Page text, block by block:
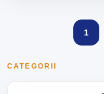
CATEGORII
1